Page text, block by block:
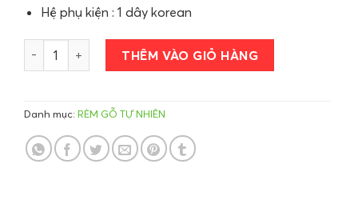
Hệ phụ kiện : 1 dây korean
Rèm gỗ 1 dây modero vòm số lượng
THÊM VÀO GIỎ HÀNG
Danh mục: RÈM GỖ TỰ NHIÊN